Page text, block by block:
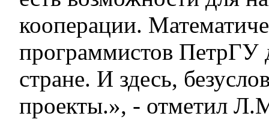
кооперации.
программистов ПетрГУ
стране. И здесь,
проекты.», - отметил